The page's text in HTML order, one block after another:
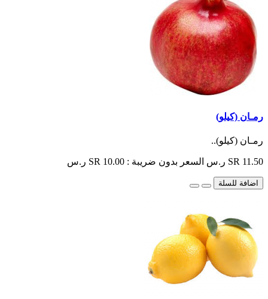
رمـان (كيلو)
رمـان (كيلو)..
SR 11.50 ر.س السعر بدون ضريبة : SR 10.00 ر.س
اضافة للسلة